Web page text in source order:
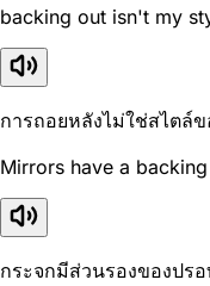
backing out isn't my
การถอยหลังไม่ใช่สไตล์
Mirrors have a
กระจกมีส่วนรองของปร